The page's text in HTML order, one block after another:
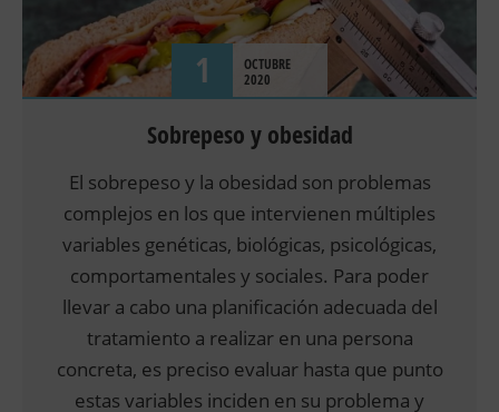
1
OCTUBRE
2020
Sobrepeso y obesidad
El sobrepeso y la obesidad son problemas
complejos en los que intervienen múltiples
variables genéticas, biológicas, psicológicas,
comportamentales y sociales. Para poder
llevar a cabo una planificación adecuada del
tratamiento a realizar en una persona
concreta, es preciso evaluar hasta que punto
estas variables inciden en su problema y